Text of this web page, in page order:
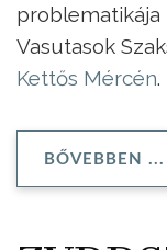
problematikája
Vasutasok
Kettős Mércén.
BŐVEBBEN ...